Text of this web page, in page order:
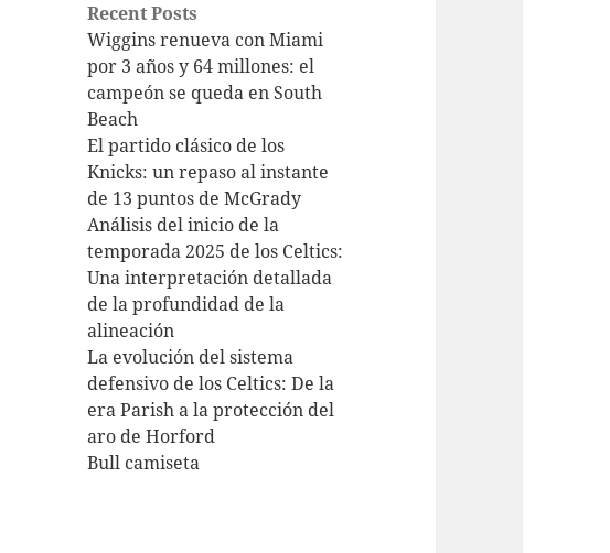
Recent Posts
Wiggins renueva con Miami
por 3 años y 64 millones: el
campeón se queda en South
Beach
El partido clásico de los
Knicks: un repaso al instante
de 13 puntos de McGrady
Análisis del inicio de la
temporada 2025 de los Celtics:
Una interpretación detallada
de la profundidad de la
alineación
La evolución del sistema
defensivo de los Celtics: De la
era Parish a la protección del
aro de Horford
Bull camiseta